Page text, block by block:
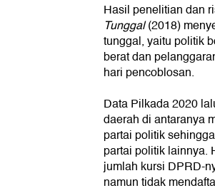
Hasil penelitian dan
Tunggal(2018)
tunggal, yaitu politik
berat dan
hari pencoblosan.
Data Pilkada 2020
daerah di antaranya
partai politik
partai politik lainnya.
jumlah kursi DPRD-
namun tidak